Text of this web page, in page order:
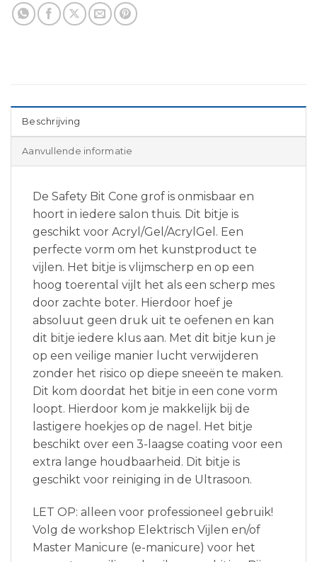
Beschrijving
Aanvullende informatie
De Safety Bit Cone grof is onmisbaar en
hoort in iedere salon thuis. Dit bitje is
geschikt voor Acryl/Gel/AcrylGel. Een
perfecte vorm om het kunstproduct te
vijlen. Het bitje is vlijmscherp en op een
hoog toerental vijlt het als een scherp mes
door zachte boter. Hierdoor hoef je
absoluut geen druk uit te oefenen en kan
dit bitje iedere klus aan. Met dit bitje kun je
op een veilige manier lucht verwijderen
zonder het risico op diepe sneeën te maken.
Dit kom doordat het bitje in een cone vorm
loopt. Hierdoor kom je makkelijk bij de
lastigere hoekjes op de nagel. Het bitje
beschikt over een 3-laagse coating voor een
extra lange houdbaarheid. Dit bitje is
geschikt voor reiniging in de Ultrasoon.
LET OP: alleen voor professioneel gebruik!
Volg de workshop Elektrisch Vijlen en/of
Master Manicure (e-manicure) voor het